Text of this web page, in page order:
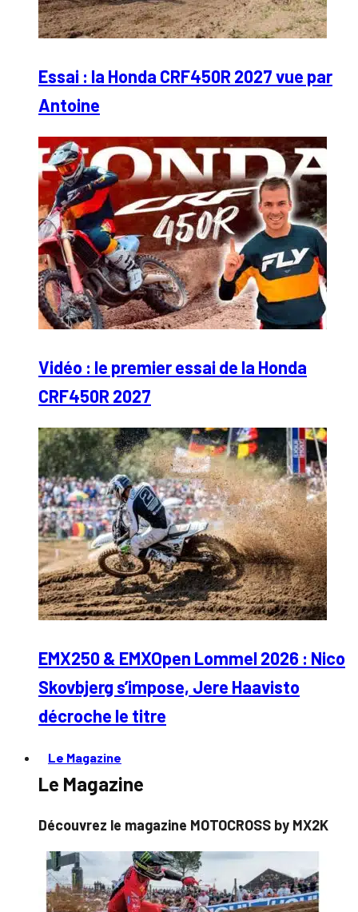
Essai : la Honda CRF450R 2027 vue par
Antoine
Vidéo : le premier essai de la Honda
CRF450R 2027
EMX250 & EMXOpen Lommel 2026 : Nico
Skovbjerg s’impose, Jere Haavisto
décroche le titre
Le Magazine
Le Magazine
Découvrez le magazine MOTOCROSS by MX2K